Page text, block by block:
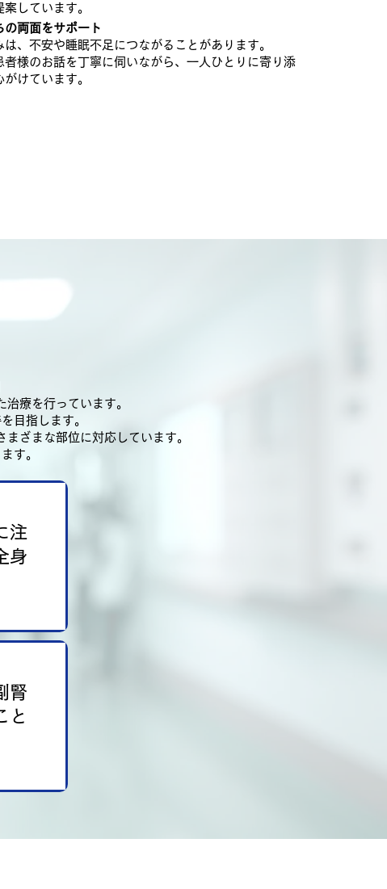
しています。
の両面をサポート
は、不安や睡眠不足につながることがあります。
者様のお話を丁寧に伺いながら、一人ひとりに寄り添
けています。
療を行っています。
目指します。
ざまな部位に対応しています。
す。
注
身
腎
と